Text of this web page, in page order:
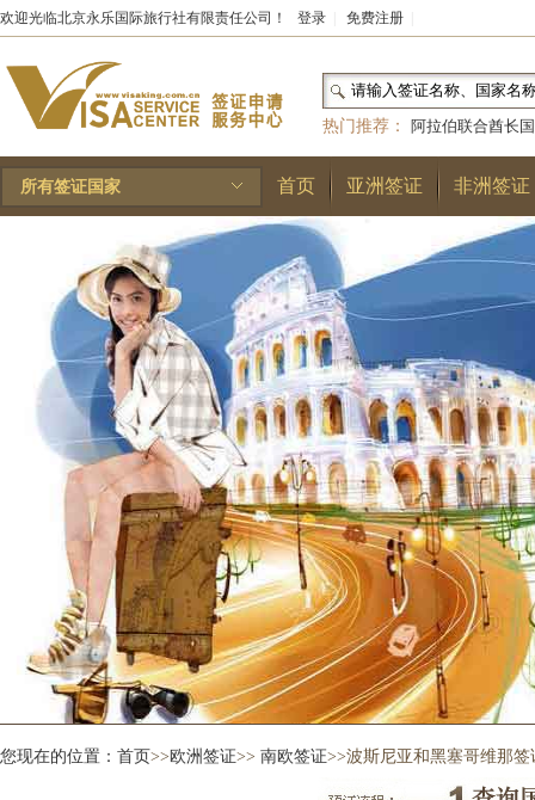
欢迎光临北京永乐国际旅行社有限责任公司！ 登录 免费注册
热门推荐：
阿拉伯联合酋长国
和国|布基纳法索|巴勒斯坦
林王国|安道尔公国|
所有签证国家 首页 亚洲签证 非洲签证
您现在的位置： 首页>>欧洲签证>> 南欧签证>>波斯尼亚和黑塞哥维那签